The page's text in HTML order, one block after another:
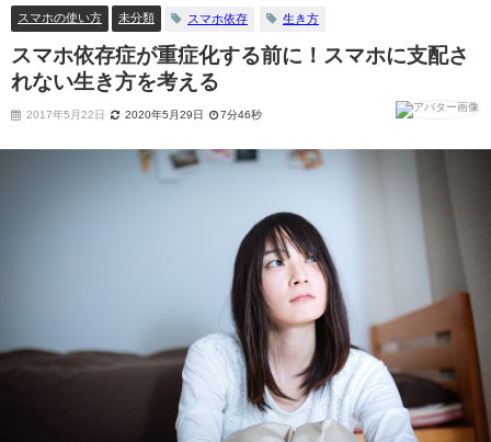
スマホの使い方 未分類 スマホ依存 生き方
スマホ依存症が重症化する前に！スマホに支配さ
れない生き方を考える
2017年5月22日 2020年5月29日 7分46秒